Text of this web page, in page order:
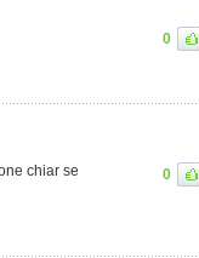
0
chiar se
0